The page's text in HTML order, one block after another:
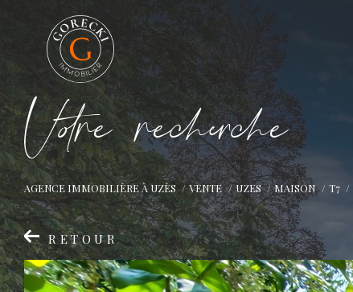
Vore recece
AGENCE IMMOBILIÈRE À UZÈS VENTE UZES MAISON T7
RETOUR